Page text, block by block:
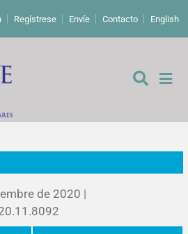
Regístrese Envíe Contacto English
de 2020 |